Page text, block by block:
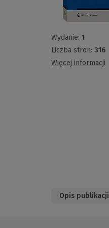
Wydanie: 1
Liczba stron: 316
Więcej informacji
Opis publikacji